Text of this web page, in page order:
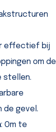
effectief bij
om de
stellen.
de gevel.
: Om te